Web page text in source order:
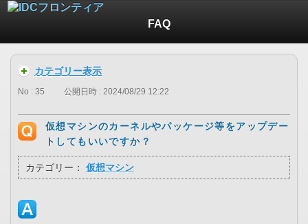
FAQ
カテゴリー表示
No : 35 公開日時 : 2024/08/29 12:22
仮想マシンのカーネルやパッケージ等をアップデー
トしてもいいですか？
カテゴリー： 仮想マシン